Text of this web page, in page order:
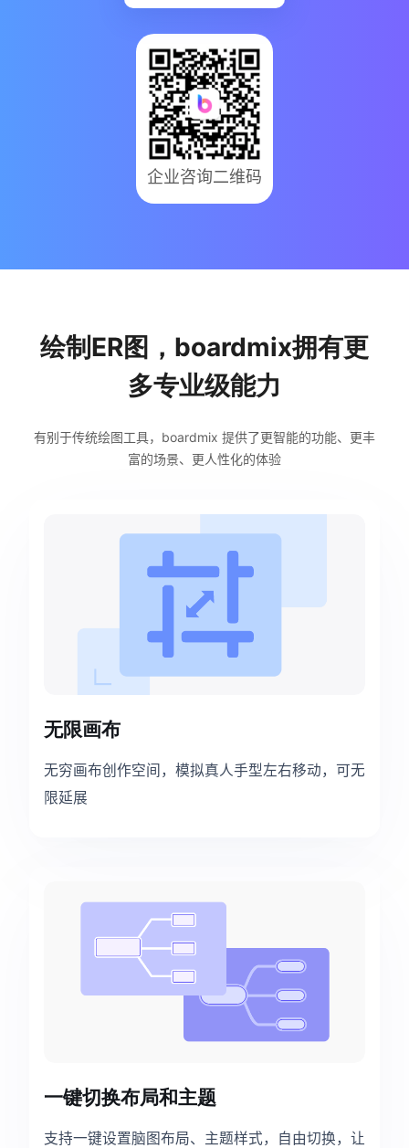
企业咨询二维码
绘制ER图，boardmix拥有更
多专业级能力
有别于传统绘图工具，boardmix 提供了更智能的功能、更丰
富的场景、更人性化的体验
无限画布
无穷画布创作空间，模拟真人手型左右移动，可无
限延展
一键切换布局和主题
支持一键设置脑图布局、主题样式，自由切换，让